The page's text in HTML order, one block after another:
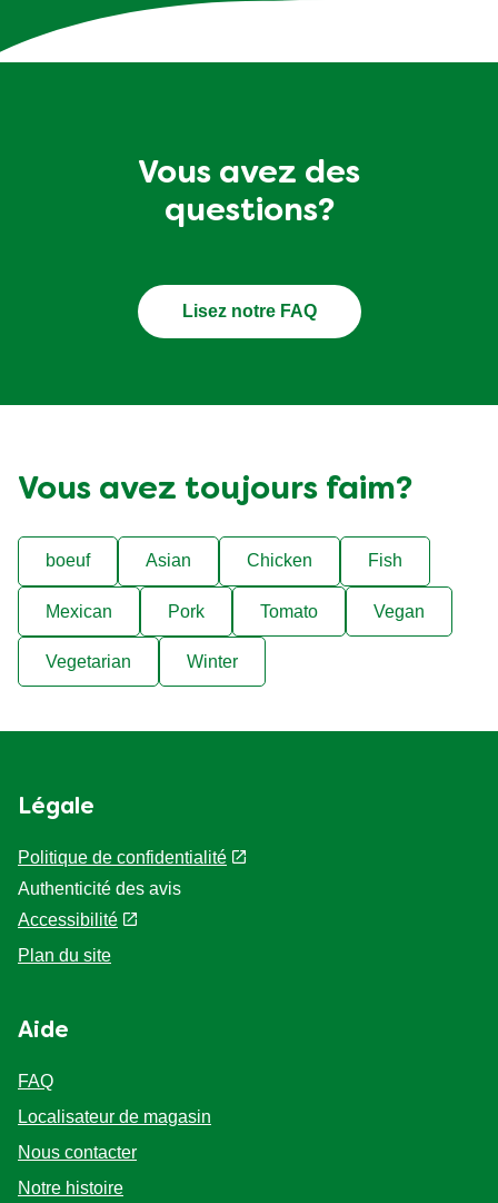
Vous avez des
questions?
Lisez notre FAQ
Vous avez toujours faim?
boeuf Asian Chicken Fish
Mexican Pork Tomato Vegan
Vegetarian Winter
Légale
Politique de confidentialité
Authenticité des avis
Accessibilité
Plan du site
Aide
FAQ
Localisateur de magasin
Nous contacter
Notre histoire